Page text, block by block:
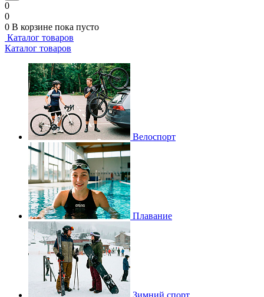
0
0
0 В корзине пока пусто
Каталог товаров
Каталог товаров
Велоспорт
Плавание